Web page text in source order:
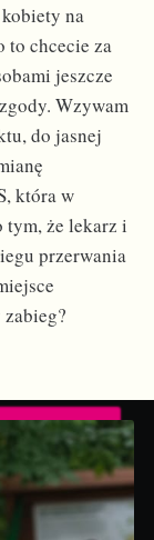
na
to chcecie za
jeszcze
Wzywam
do jasnej
która w
tym, że lekarz i
przerwania